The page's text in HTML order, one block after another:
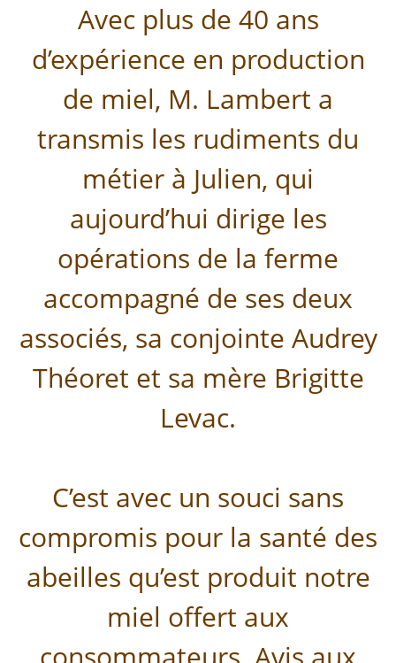
Avec plus de 40 ans
d’expérience en production
de miel, M. Lambert a
transmis les rudiments du
métier à Julien, qui
aujourd’hui dirige les
opérations de la ferme
accompagné de ses deux
associés, sa conjointe Audrey
Théoret et sa mère Brigitte
Levac.
C’est avec un souci sans
compromis pour la santé des
abeilles qu’est produit notre
miel offert aux